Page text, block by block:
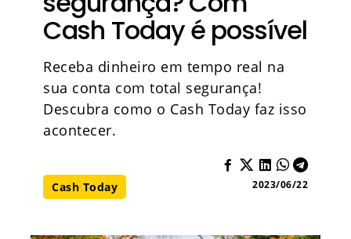
Cash Today é possível
Receba dinheiro em tempo real na
sua conta com total segurança!
Descubra como o Cash Today faz isso
acontecer.
Cash Today 2023/06/22